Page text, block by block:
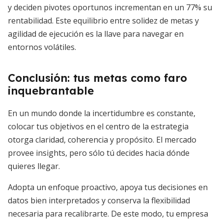
y deciden pivotes oportunos incrementan en un 77% su
rentabilidad. Este equilibrio entre solidez de metas y
agilidad de ejecución es la llave para navegar en
entornos volátiles.
Conclusión: tus metas como faro
inquebrantable
En un mundo donde la incertidumbre es constante,
colocar tus objetivos en el centro de la estrategia
otorga claridad, coherencia y propósito. El mercado
provee insights, pero sólo tú decides hacia dónde
quieres llegar.
Adopta un enfoque proactivo, apoya tus decisiones en
datos bien interpretados y conserva la flexibilidad
necesaria para recalibrarte. De este modo, tu empresa